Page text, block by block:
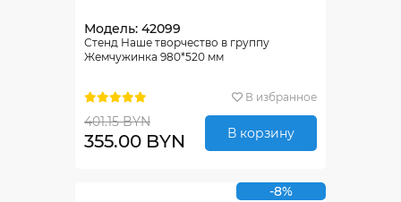
Модель: 42099
Стенд Наше творчество в группу
Жемчужинка 980*520 мм
В избранное
401.15 BYN
355.00 BYN В корзину
-8%